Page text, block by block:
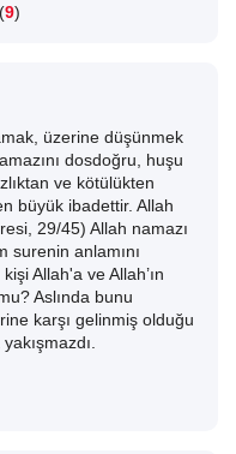
9)
üzerine düşünmek
dosdoğru, huşu
ve kötülükten
büyük ibadettir. Allah
29/45) Allah namazı
surenin anlamını
Allah'a ve Allah’ın
Aslında bunu
karşı gelinmiş olduğu